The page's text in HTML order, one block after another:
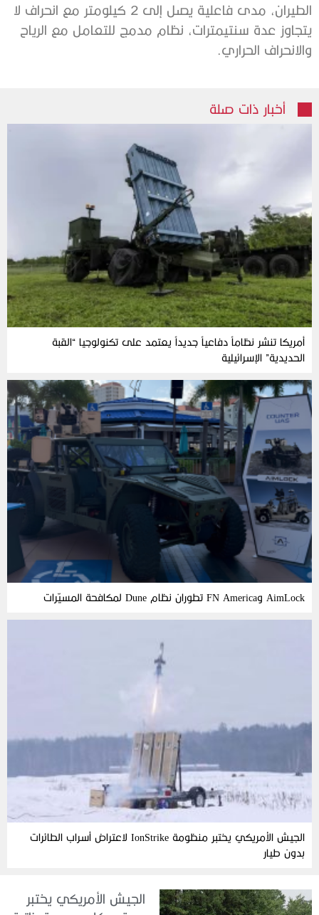
الطيران، مدى فاعلية يصل إلى 2 كيلومتر مع انحراف لا
يتجاوز عدة سنتيمترات، نظام مدمج للتعامل مع الرياح
والانحراف الحراري.
أخبار ذات صلة
أمريكا تنشر نظاماً دفاعياً جديداً يعتمد على تكنولوجيا “القبة
الحديدية” الإسرائيلية
AimLock وFN America تطوران نظام Dune لمكافحة المسيّرات
الجيش الأمريكي يختبر منظومة IonStrike لاعتراض أسراب الطائرات
بدون طيار
الجيش الأمريكي يختبر